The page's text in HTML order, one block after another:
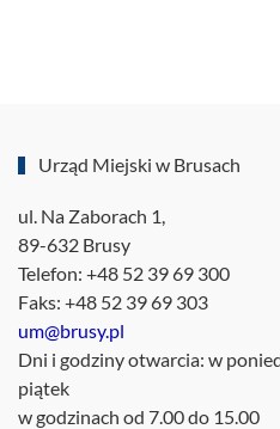
Urząd Miejski w Brusach
ul. Na Zaborach 1,
89-632 Brusy
Telefon: +48 52 39 69 300
Faks: +48 52 39 69 303
um@brusy.pl
Dni i godziny otwarcia: w
piątek
w godzinach od 7.00 do 15.00